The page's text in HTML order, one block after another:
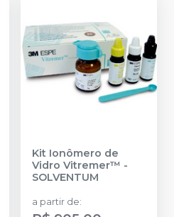
Kit Ionômero de
Vidro Vitremer™ -
SOLVENTUM
a partir de: